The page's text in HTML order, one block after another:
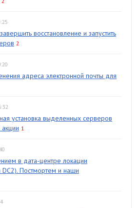
восстановление и запустить
2
адреса электронной почты для
установка выделенных серверов
1
в дата-центре локации
Постмортем и наши